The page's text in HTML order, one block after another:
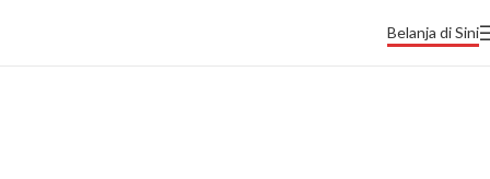
Belanja di Sini